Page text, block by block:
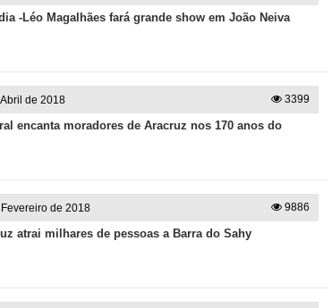
-Léo Magalhães fará grande show em João Neiva
3399
de 2018
encanta moradores de Aracruz nos 170 anos do
9886
de 2018
atrai milhares de pessoas a Barra do Sahy